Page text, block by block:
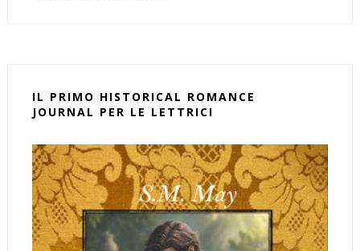
IL PRIMO HISTORICAL ROMANCE
JOURNAL PER LE LETTRICI